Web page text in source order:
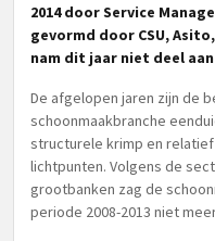
2014 door Service
gevormd door CSU,
nam dit jaar niet deel
De afgelopen jaren zijn de
schoonmaakbranche
structurele krimp en relatief
lichtpunten. Volgens de
grootbanken zag de
periode 2008-2013 niet